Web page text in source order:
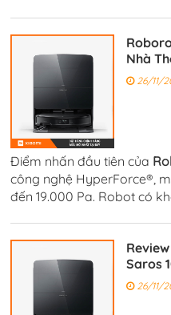
Nhà
26/11/
Điểm nhấn đầu tiên của
công nghệ HyperForce®,
đến 19.000 Pa. Robot có
Saros
26/11/